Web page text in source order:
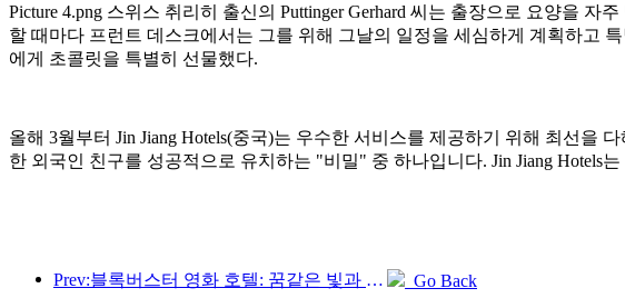
Picture 4.png 스위스 취리히 출신의 Puttinger Gerhard 씨는 출장으로 요양을 자
할 때마다 프런트 데스크에서는 그를 위해 그날의 일정을 세심하게 계획하고
에게 초콜릿을 특별히 선물했다.
올해 3월부터 Jin Jiang Hotels(중국)는 우수한 서비스를 제공하기 위해 최선을
한 외국인 친구를 성공적으로 유치하는 "비밀" 중 하나입니다. Jin Jiang
Prev:블록버스터 영화 호텔: 꿈같은 빛과 그림자 속 조용한 여행 Go Back